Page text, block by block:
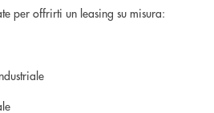
per offrirti un leasing su misura: